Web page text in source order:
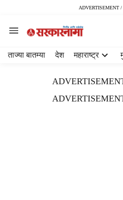
ADVERTISEMENT /
ताज्या बातम्या देश महाराष्ट्र